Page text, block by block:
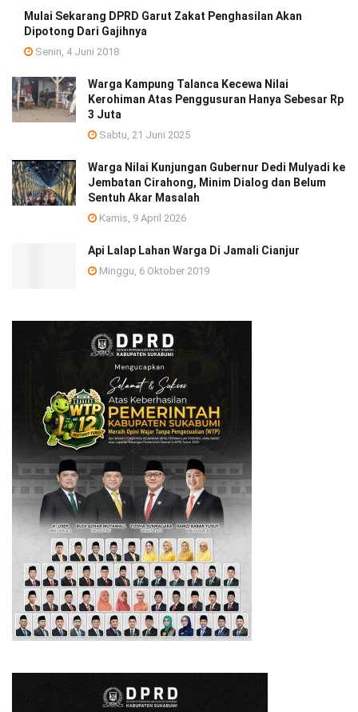
Mulai Sekarang DPRD Garut Zakat Penghasilan Akan
Dipotong Dari Gajihnya
Senin, 4 Juni 2018
Warga Kampung Talanca Kecewa Nilai
Kerohiman Atas Penggusuran Hanya Sebesar Rp
3 Juta
Sabtu, 21 Juni 2025
Warga Nilai Kunjungan Gubernur Dedi Mulyadi ke
Jembatan Cirahong, Minim Dialog dan Belum
Sentuh Akar Masalah
Kamis, 9 April 2026
Api Lalap Lahan Warga Di Jamali Cianjur
Minggu, 6 Oktober 2019